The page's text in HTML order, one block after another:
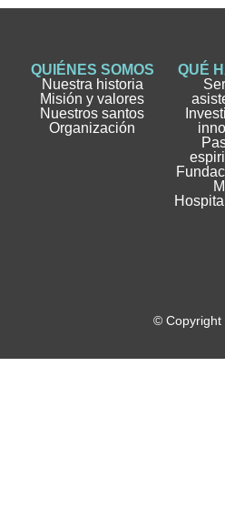
QUIÉNES SOMOS
Nuestra historia
Misión y valores
Nuestros santos
Organización
QUÉ
© Copyright